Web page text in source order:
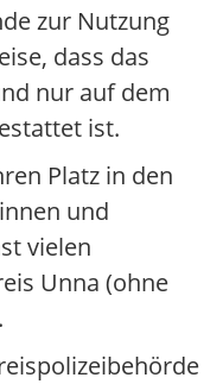
zur Nutzung
dass das
nur auf dem
ist.
Platz in den
und
vielen
Unna (ohne